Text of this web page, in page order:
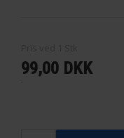
99,00 DKK